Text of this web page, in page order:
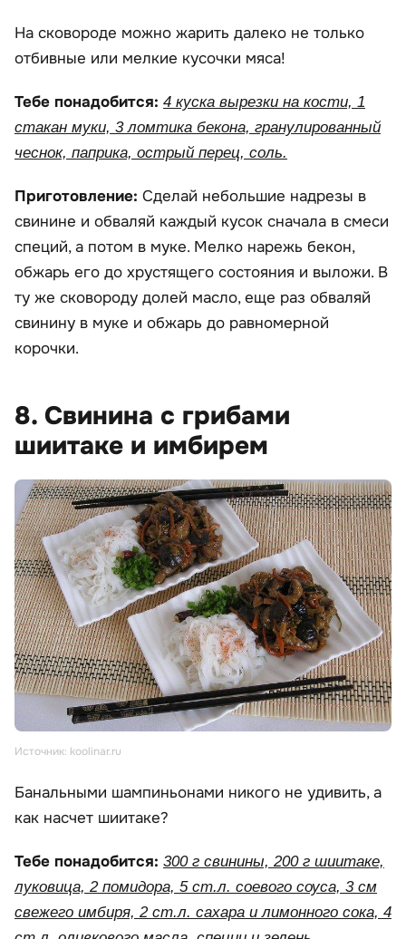
На сковороде можно жарить далеко не только
отбивные или мелкие кусочки мяса!
Тебе понадобится: 4 куска вырезки на кости, 1
стакан муки, 3 ломтика бекона, гранулированный
чеснок, паприка, острый перец, соль.
Приготовление: Сделай небольшие надрезы в
свинине и обваляй каждый кусок сначала в смеси
специй, а потом в муке. Мелко нарежь бекон,
обжарь его до хрустящего состояния и выложи. В
ту же сковороду долей масло, еще раз обваляй
свинину в муке и обжарь до равномерной
корочки.
8. Свинина с грибами
шиитаке и имбирем
Источник: koolinar.ru
Банальными шампиньонами никого не удивить, а
как насчет шиитаке?
Тебе понадобится: 300 г свинины, 200 г шиитаке,
луковица, 2 помидора, 5 ст.л. соевого соуса, 3 см
свежего имбиря, 2 ст.л. сахара и лимонного сока, 4